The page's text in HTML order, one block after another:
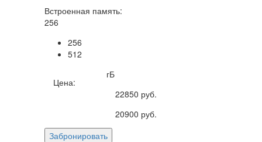
Встроенная память:
256
256
512
гБ
Цена:
22850 руб.
20900 руб.
Забронировать